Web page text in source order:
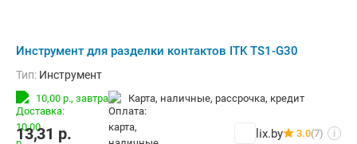
Инструмент для разделки контактов ITK TS1-G30
Тип: Инструмент
10,00 р., завтра карта, наличные, рассрочка, кредит
13,31 р. lix.by 3.0(7) i